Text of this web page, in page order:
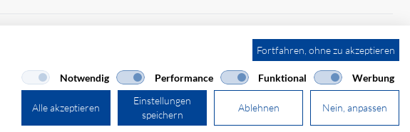
powered by polynorm
Fortfahren, ohne zu akzeptieren
Notwendig Performance Funktional Werbung
Alle akzeptieren
Einstellungen
speichern
Ablehnen Nein, anpassen